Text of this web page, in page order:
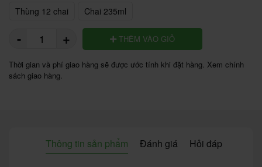
Thùng 12 chai Chai 235ml
- + THÊM VÀO GIỎ
Thời gian và phí giao hàng sẽ được ước tính khi đặt hàng. Xem chính
sách giao hàng.
Thông tin sản phẩm Đánh giá Hỏi đáp